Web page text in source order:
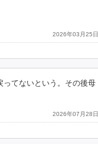
2026年03月25日
ってないという。その後母
2026年07月28日